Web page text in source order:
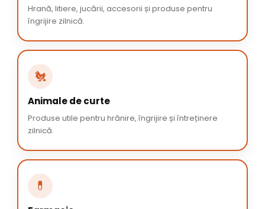
Hrană, litiere, jucării, accesorii și produse pentru
îngrijire zilnică.
🐔
Animale de curte
Produse utile pentru hrănire, îngrijire și întreținere
zilnică.
💊